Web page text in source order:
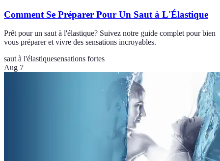
Comment Se Préparer Pour Un Saut à L'Élastique
Prêt pour un saut à l'élastique? Suivez notre guide complet pour bien
vous préparer et vivre des sensations incroyables.
saut à l'élastiquesensations fortes
Aug 7